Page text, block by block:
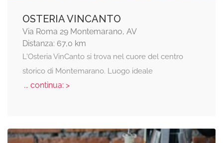
OSTERIA VINCANTO
Via Roma 29 Montemarano, AV
Distanza: 67,0 km
L'Osteria VinCanto si trova nel cuore del centro
storico di Montemarano. Luogo ideale
... continua: >